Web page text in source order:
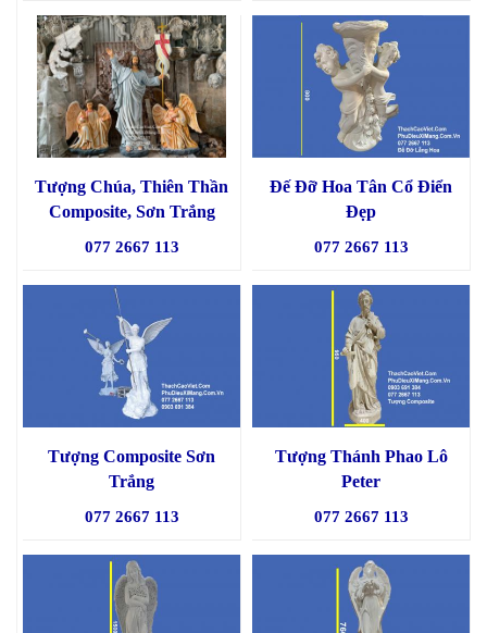
Tượng Chúa, Thiên Thần
Composite, Sơn Trắng
077 2667 113
Đế Đỡ Hoa Tân Cổ Điển
Đẹp
077 2667 113
Tượng Composite Sơn
Trắng
077 2667 113
Tượng Thánh Phao Lô
Peter
077 2667 113